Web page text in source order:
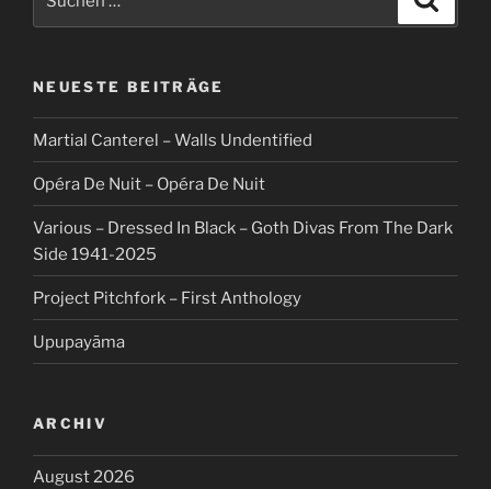
NEUESTE BEITRÄGE
Martial Canterel – Walls Undentified
Opéra De Nuit – Opéra De Nuit
Various – Dressed In Black – Goth Divas From The Dark
Side 1941-2025
Project Pitchfork – First Anthology
Upupayāma
ARCHIV
August 2026